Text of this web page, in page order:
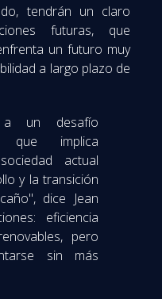
tendrán un claro
futuras, que
un futuro muy
a largo plazo de
a un desafío
que implica
actual
y la transición
dice Jean
eficiencia
pero
sin más